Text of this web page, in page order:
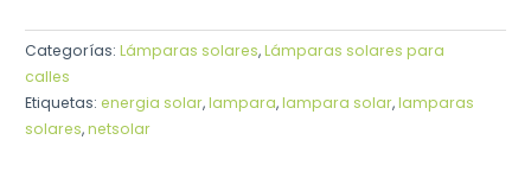
Categorías:Lámparas solares,Lámparas solares para
calles
Etiquetas: energia solar,lampara,lampara solar,lamparas
solares,netsolar